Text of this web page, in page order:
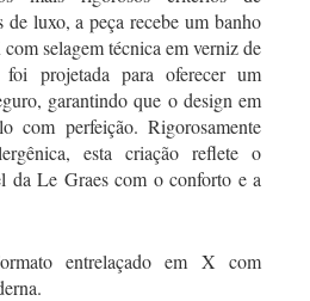
de luxo, a peça recebe um banho
selagem técnica em verniz de
projetada para oferecer um
garantindo que o design em
com perfeição. Rigorosamente
esta criação reflete o
da Le Graes com o conforto e a
entrelaçado em X com